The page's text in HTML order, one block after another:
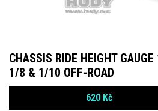
CHASSIS RIDE HEIGHT
1/8 & 1/10 OFF-ROAD
620 Kč